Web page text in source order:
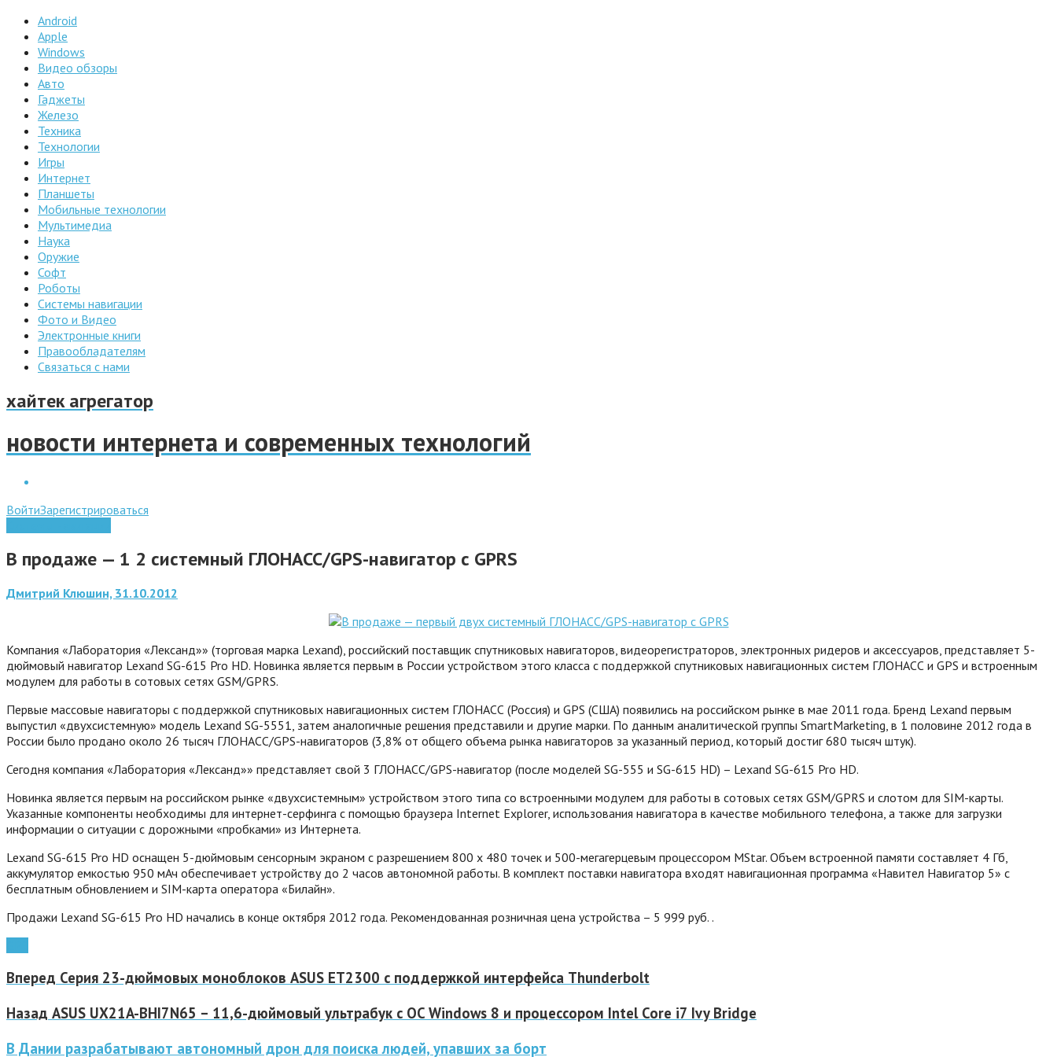
Android
Apple
Windows
Видео обзоры
Авто
Гаджеты
Железо
Техника
Технологии
Игры
Интернет
Планшеты
Мобильные технологии
Мультимедиа
Наука
Оружие
Софт
Роботы
Системы навигации
Фото и Видео
Электронные книги
Правообладателям
Связаться с нами
хайтек агрегатор
новости интернета и современных технологий
ВойтиЗарегистрироваться
В продаже — 1 2 системный ГЛОНАСС/GPS-навигатор с GPRS
Дмитрий Клюшин, 31.10.2012
Компания «Лаборатория «Лександ»» (торговая марка Lexand), российский поставщик спутниковых навигаторов, видеорегистраторов, электронных ридеров и аксессуаров, представляет 5-
дюймовый навигатор Lexand SG-615 Pro HD. Новинка является первым в России устройством этого класса с поддержкой спутниковых навигационных систем ГЛОНАСС и GPS и встроенным
модулем для работы в сотовых сетях GSM/GPRS.
Первые массовые навигаторы с поддержкой спутниковых навигационных систем ГЛОНАСС (Россия) и GPS (США) появились на российском рынке в мае 2011 года. Бренд Lexand первым
выпустил «двухсистемную» модель Lexand SG-5551, затем аналогичные решения представили и другие марки. По данным аналитической группы SmartMarketing, в 1 половине 2012 года в
России было продано около 26 тысяч ГЛОНАСС/GPS-навигаторов (3,8% от общего объема рынка навигаторов за указанный период, который достиг 680 тысяч штук).
Сегодня компания «Лаборатория «Лександ»» представляет свой 3 ГЛОНАСС/GPS-навигатор (после моделей SG-555 и SG-615 HD) – Lexand SG-615 Pro HD.
Новинка является первым на российском рынке «двухсистемным» устройством этого типа со встроенными модулем для работы в сотовых сетях GSM/GPRS и слотом для SIM-карты.
Указанные компоненты необходимы для интернет-серфинга с помощью браузера Internet Explorer, использования навигатора в качестве мобильного телефона, а также для загрузки
информации о ситуации с дорожными «пробками» из Интернета.
Lexand SG-615 Pro HD оснащен 5-дюймовым сенсорным экраном с разрешением 800 х 480 точек и 500-мегагерцевым процессором MStar. Объем встроенной памяти составляет 4 Гб,
аккумулятор емкостью 950 мАч обеспечивает устройству до 2 часов автономной работы. В комплект поставки навигатора входят навигационная программа «Навител Навигатор 5» с
бесплатным обновлением и SIM-карта оператора «Билайн».
Продажи Lexand SG-615 Pro HD начались в конце октября 2012 года. Рекомендованная розничная цена устройства – 5 999 руб. .
Вперед Серия 23-дюймовых моноблоков ASUS ET2300 с поддержкой интерфейса Thunderbolt
Назад ASUS UX21A-BHI7N65 – 11,6-дюймовый ультрабук с OC Windows 8 и процессором Intel Core i7 Ivy Bridge
В Дании разрабатывают автономный дрон для поиска людей, упавших за борт